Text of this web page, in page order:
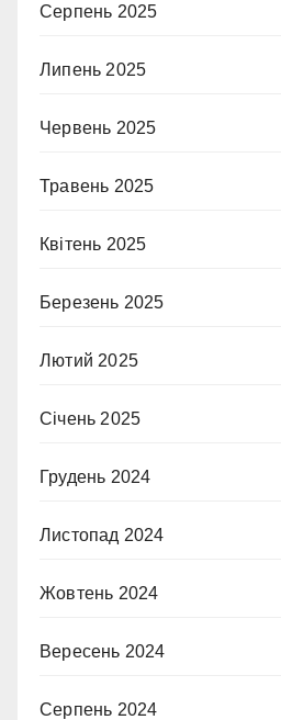
Серпень 2025
Липень 2025
Червень 2025
Травень 2025
Квітень 2025
Березень 2025
Лютий 2025
Січень 2025
Грудень 2024
Листопад 2024
Жовтень 2024
Вересень 2024
Серпень 2024